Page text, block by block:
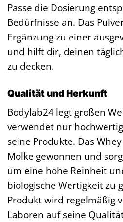
Passe die Dosierung
Bedürfnisse an. Das
Ergänzung zu einer
und hilft dir, deinen
zu decken.
Qualität und Herkunft
Bodylab24 legt großen
verwendet nur
seine Produkte. Das
Molke gewonnen und
um eine hohe Reinheit
biologische Wertigkeit zu
Produkt wird regelmäßig
Laboren auf seine